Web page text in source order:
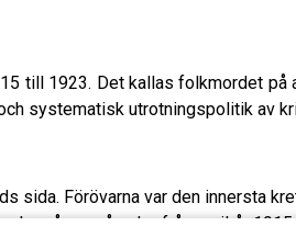
till 1923. Det kallas folkmordet på
systematisk utrotningspolitik av
sida. Förövarna var den innersta